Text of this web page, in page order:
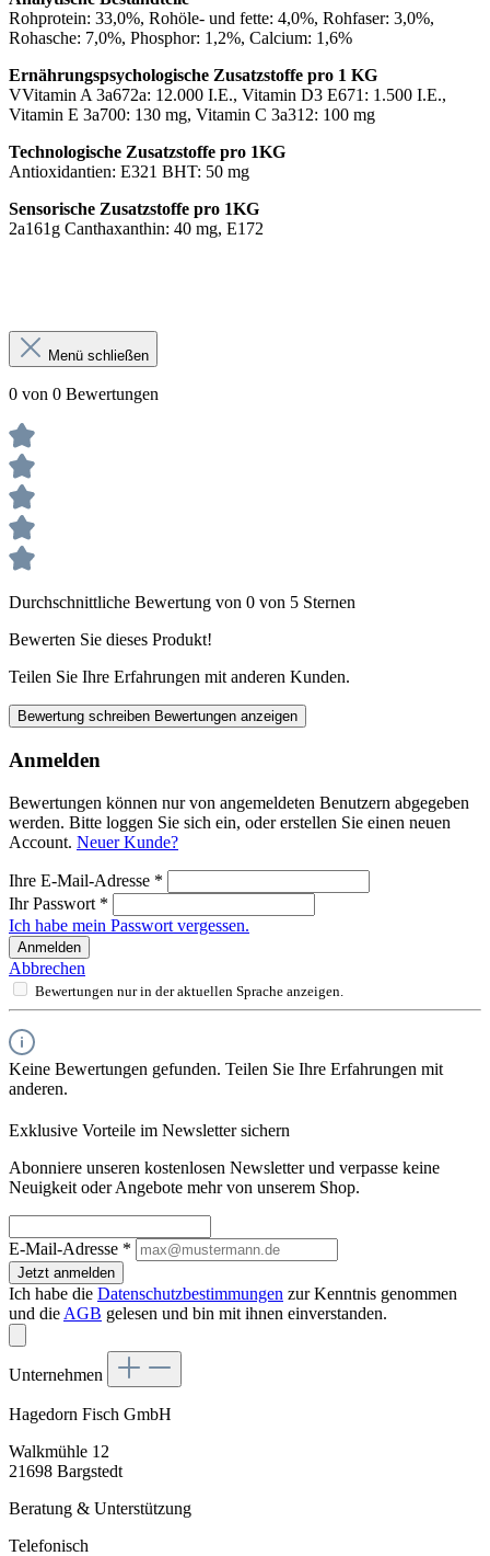
Rohprotein: 33,0%, Rohöle- und fette: 4,0%, Rohfaser: 3,0%,
Rohasche: 7,0%, Phosphor: 1,2%, Calcium: 1,6%
Ernährungspsychologische Zusatzstoffe pro 1 KG
VVitamin A 3a672a: 12.000 I.E., Vitamin D3 E671: 1.500 I.E.,
Vitamin E 3a700: 130 mg, Vitamin C 3a312: 100 mg
Technologische Zusatzstoffe pro 1KG
Antioxidantien: E321 BHT: 50 mg
Sensorische Zusatzstoffe pro 1KG
2a161g Canthaxanthin: 40 mg, E172
Menü schließen
0 von 0 Bewertungen
Durchschnittliche Bewertung von 0 von 5 Sternen
Bewerten Sie dieses Produkt!
Teilen Sie Ihre Erfahrungen mit anderen Kunden.
Bewertung schreiben Bewertungen anzeigen
Anmelden
Bewertungen können nur von angemeldeten Benutzern abgegeben
werden. Bitte loggen Sie sich ein, oder erstellen Sie einen neuen
Account. Neuer Kunde?
Ihre E-Mail-Adresse *
Ihr Passwort *
Ich habe mein Passwort vergessen.
Anmelden
Abbrechen
Bewertungen nur in der aktuellen Sprache anzeigen.
Keine Bewertungen gefunden. Teilen Sie Ihre Erfahrungen mit
anderen.
Exklusive Vorteile im Newsletter sichern
Abonniere unseren kostenlosen Newsletter und verpasse keine
Neuigkeit oder Angebote mehr von unserem Shop.
E-Mail-Adresse *
Jetzt anmelden
Ich habe die Datenschutzbestimmungen zur Kenntnis genommen
und die AGB gelesen und bin mit ihnen einverstanden.
Unternehmen
Hagedorn Fisch GmbH
Walkmühle 12
21698 Bargstedt
Beratung & Unterstützung
Telefonisch